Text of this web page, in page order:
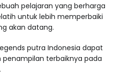
pelajaran yang berharga
untuk lebih memperbaiki
akan datang.
putra Indonesia dapat
terbaiknya pada